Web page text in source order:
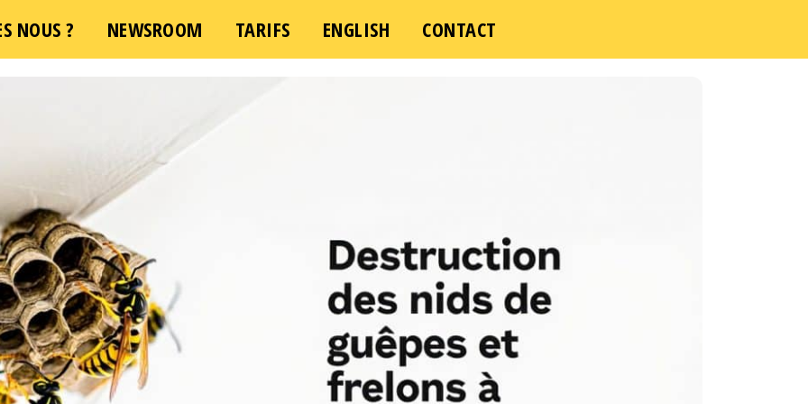
NOUS ? NEWSROOM TARIFS ENGLISH
CONTACT